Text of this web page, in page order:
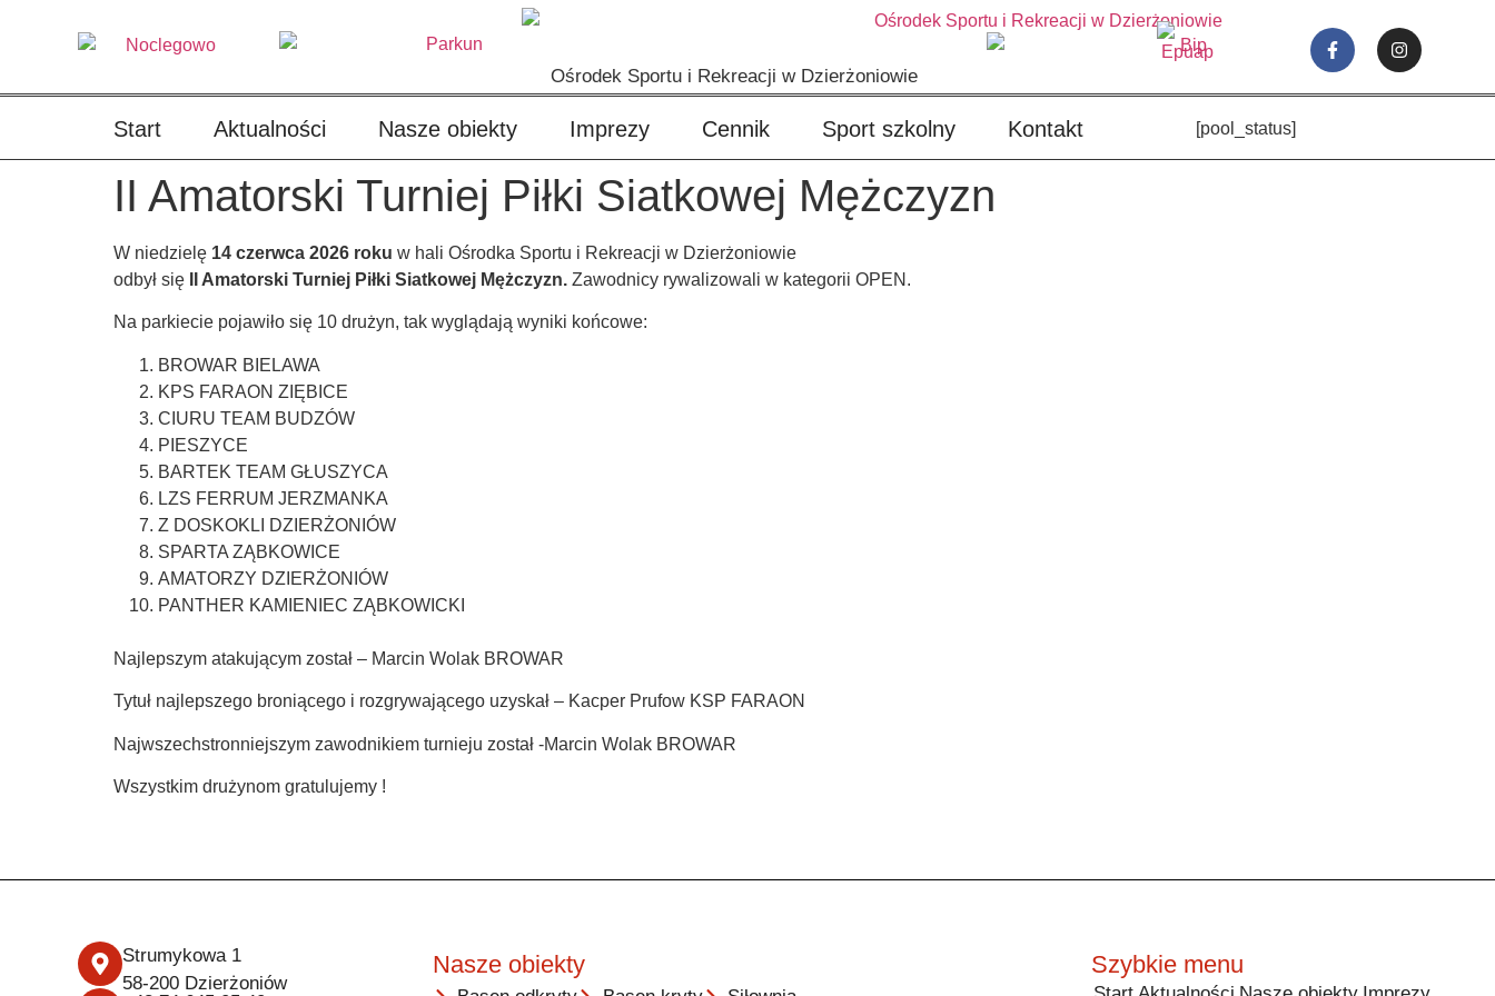
Ośrodek Sportu i Rekreacji w Dzierżoniowie
Start Aktualności Nasze obiekty Imprezy Cennik Sport szkolny Kontakt [pool_status]
II Amatorski Turniej Piłki Siatkowej Mężczyzn
W niedzielę 14 czerwca 2026 roku w hali Ośrodka Sportu i Rekreacji w Dzierżoniowie
odbył się II Amatorski Turniej Piłki Siatkowej Mężczyzn. Zawodnicy rywalizowali w kategorii OPEN.
Na parkiecie pojawiło się 10 drużyn, tak wyglądają wyniki końcowe:
BROWAR BIELAWA
KPS FARAON ZIĘBICE
CIURU TEAM BUDZÓW
PIESZYCE
BARTEK TEAM GŁUSZYCA
LZS FERRUM JERZMANKA
Z DOSKOKLI DZIERŻONIÓW
SPARTA ZĄBKOWICE
AMATORZY DZIERŻONIÓW
PANTHER KAMIENIEC ZĄBKOWICKI
Najlepszym atakującym został – Marcin Wolak BROWAR
Tytuł najlepszego broniącego i rozgrywającego uzyskał – Kacper Prufow KSP FARAON
Najwszechstronniejszym zawodnikiem turnieju został -Marcin Wolak BROWAR
Wszystkim drużynom gratulujemy !
Strumykowa 1
58-200 Dzierżoniów
Nasze obiekty Szybkie menu